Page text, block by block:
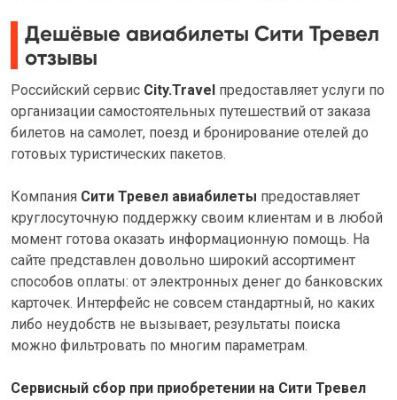
Дешёвые авиабилеты Сити Тревел
отзывы
Российский сервис City.Travel предоставляет услуги по
организации самостоятельных путешествий от заказа
билетов на самолет, поезд и бронирование отелей до
готовых туристических пакетов.
Компания Сити Тревел авиабилеты предоставляет
круглосуточную поддержку своим клиентам и в любой
момент готова оказать информационную помощь. На
сайте представлен довольно широкий ассортимент
способов оплаты: от электронных денег до банковских
карточек. Интерфейс не совсем стандартный, но каких
либо неудобств не вызывает, результаты поиска
можно фильтровать по многим параметрам.
Сервисный сбор при приобретении на Сити Тревел